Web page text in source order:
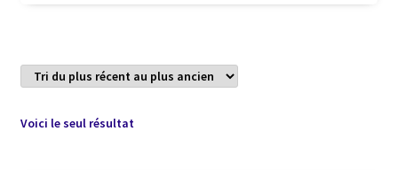
Voici le seul résultat